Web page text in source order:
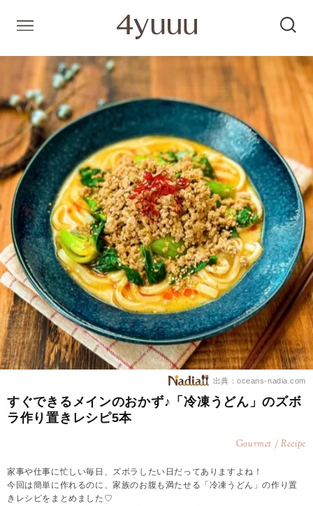
出典：oceans-nadia.com
すぐできるメインのおかず♪「冷凍うどん」のズボ
ラ作り置きレシピ5本
Gourmet / Recipe
家事や仕事に忙しい毎日、ズボラしたい日だってありますよね！
今回は簡単に作れるのに、家族のお腹も満たせる「冷凍うどん」の作り置
きレシピをまとめました♡